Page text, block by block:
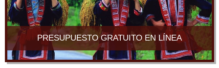
PRESUPUESTO GRATUITO EN LÍNEA